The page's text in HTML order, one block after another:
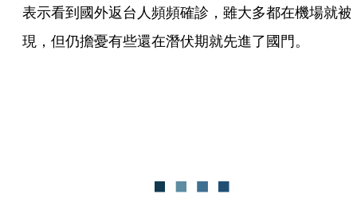
表示看到國外返台人頻頻確診，雖大多都在機場就被
現，但仍擔憂有些還在潛伏期就先進了國門。